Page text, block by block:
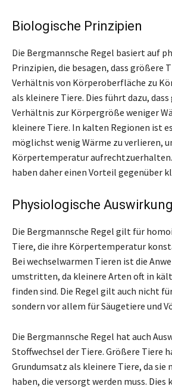
Biologische Prinzipien
Die Bergmannsche Regel basiert auf
Prinzipien, die besagen, dass größere
Verhältnis von Körperoberfläche zu
als kleinere Tiere. Dies führt dazu,
Verhältnis zur Körpergröße weniger
kleinere Tiere. In kalten Regionen ist
möglichst wenig Wärme zu verlieren,
Körpertemperatur
haben daher einen Vorteil gegenüber
Physiologische
Die Bergmannsche Regel gilt für
Tiere, die ihre Körpertemperatur
Bei wechselwarmen Tieren ist die
umstritten, da kleinere Arten oft in
finden sind. Die Regel gilt auch nicht
sondern vor allem für Säugetiere und
Die Bergmannsche Regel hat auch
Stoffwechsel der Tiere. Größere Tiere
Grundumsatz als kleinere Tiere, da sie
haben, die versorgt werden muss. Dies